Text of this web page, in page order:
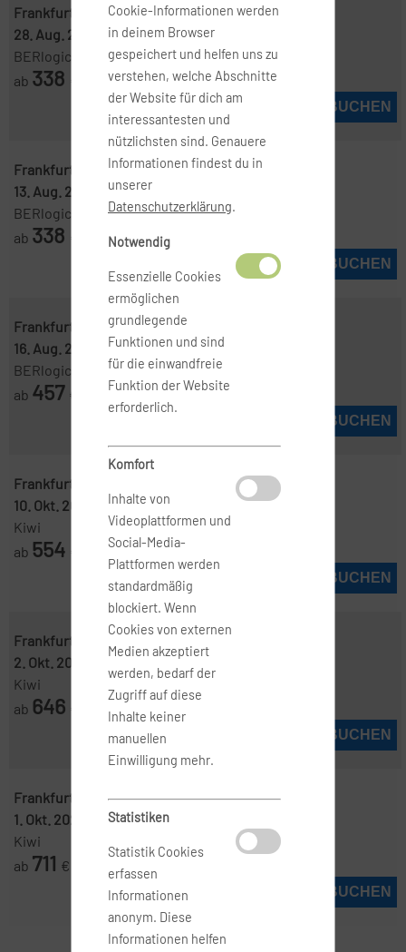
Frankfurt ( FRA )-Trapani, Sizilien ( TPS )
28. Aug. 2026
-6. Sep. 2026
BERlogic
ab 338
JETZT BUCHEN
Frankfurt ( FRA )-Trapani, Sizilien ( TPS )
13. Aug. 2026
31. Aug. 2026
BERlogic
ab 338
JETZT BUCHEN
Frankfurt ( FRA )-Trapani, Sizilien ( TPS )
16. Aug. 2026
19. Aug. 2026
BERlogic
ab 457 €
JETZT BUCHEN
Frankfurt ( FRA )
Trapani, Sizilien ( TPS )
10. Okt. 2026
17. Okt. 2026
Kiwi
ab 554
JETZT BUCHEN
Frankfurt ( FRA )-Trapani, Sizilien ( TPS )
2. Okt. 2026
9. Okt. 2026
Kiwi
ab 646
JETZT BUCHEN
Frankfurt ( FRA )-Trapani, Sizilien ( TPS )
1. Okt. 2026
4. Okt. 2026
Kiwi
ab 711 €
JETZT BUCHEN
Cookie-Informationen werden
in deinem Browser
gespeichert und helfen uns zu
verstehen, welche Abschnitte
der Website für dich am
interessantesten und
nützlichsten sind. Genauere
Informationen findest du in
unserer
Datenschutzerklärung.
Notwendig
Essenzielle Cookies
ermöglichen
grundlegende
Funktionen und sind
für die einwandfreie
Funktion der Website
erforderlich.
Komfort
Inhalte von
Videoplattformen und
Social-Media-
Plattformen werden
standardmäßig
blockiert. Wenn
Cookies von externen
Medien akzeptiert
werden, bedarf der
Zugriff auf diese
Inhalte keiner
manuellen
Einwilligung mehr.
Statistiken
Statistik Cookies
erfassen
Informationen
anonym. Diese
Informationen helfen